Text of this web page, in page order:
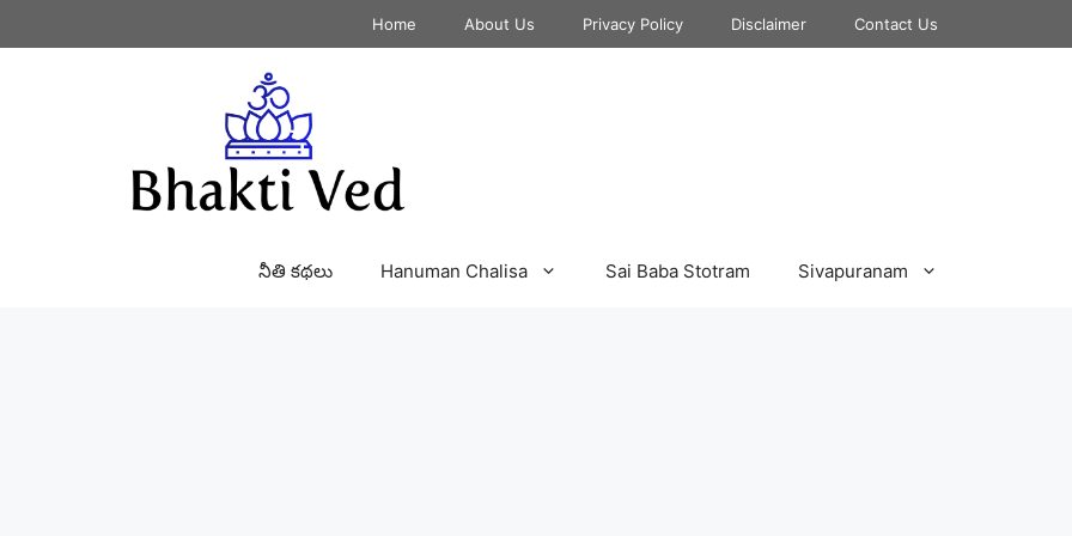
Home About Us Privacy Policy Disclaimer Contact Us
నీతి కథలు Hanuman Chalisa Sai Baba Stotram Sivapuranam